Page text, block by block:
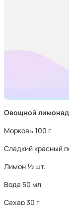
Овощной лимонад
Морковь 100 г
Сладкий красный
Лимон ½ шт.
Вода 50 мл
Сахар 30 г